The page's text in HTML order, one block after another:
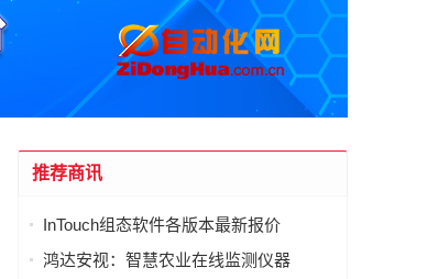
推荐商讯
InTouch组态软件各版本最新报价
鸿达安视：智慧农业在线监测仪器